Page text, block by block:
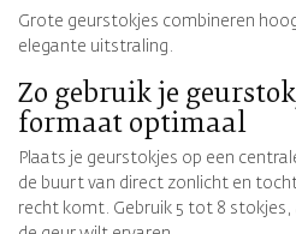
Grote geurstokjes combineren
elegante uitstraling.
Zo gebruik je
formaat optimaal
Plaats je geurstokjes op een
de buurt van direct zonlicht en
recht komt. Gebruik 5 tot 8 stokjes,